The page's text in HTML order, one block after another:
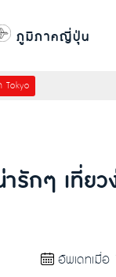
ภูมิภาคญี่ปุ่น
Tokyo
กๆ เที่ยว
อัพเดทเมื่